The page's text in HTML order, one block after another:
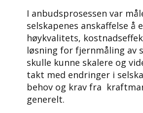
I anbudsprosessen var
selskapenes anskaffelse å
høykvalitets,
løsning for fjernmåling av
skulle kunne skalere og
takt med endringer i
behov og krav fra
generelt.